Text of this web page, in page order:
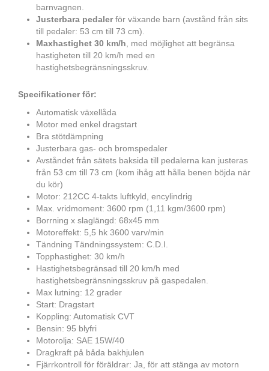
barnvagnen.
Justerbara pedalerför växande barn (avstånd från sits
till pedaler: 53 cm till 73 cm).
Maxhastighet 30 km/h , med möjlighet att begränsa
hastigheten till 20 km/h med en
hastighetsbegränsningsskruv.
Specifikationer för:
Automatisk växellåda
Motor med enkel dragstart
Bra stötdämpning
Justerbara gas- och bromspedaler
Avståndet från sätets baksida till pedalerna kan justeras
från 53 cm till 73 cm (kom ihåg att hålla benen böjda när
du kör)
Motor: 212CC 4-takts luftkyld, encylindrig
Max. vridmoment: 3600 rpm (1,11 kgm/3600 rpm)
Borrning x slaglängd: 68x45 mm
Motoreffekt: 5,5 hk 3600 varv/min
Tändning Tändningssystem: C.D.I.
Topphastighet: 30 km/h
Hastighetsbegränsad till 20 km/h med
hastighetsbegränsningsskruv på gaspedalen.
Max lutning: 12 grader
Start: Dragstart
Koppling: Automatisk CVT
Bensin: 95 blyfri
Motorolja: SAE 15W/40
Dragkraft på båda bakhjulen
Fjärrkontroll för föräldrar: Ja, för att stänga av motorn